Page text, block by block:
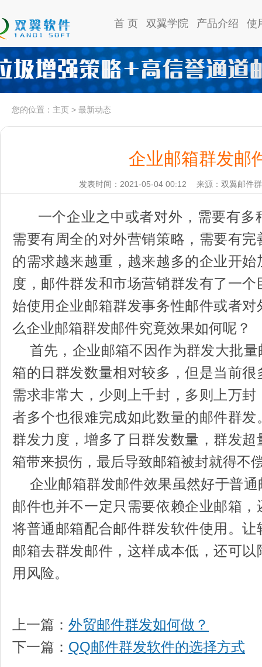
首 页 双翼学院 产品介绍 使
您的位置： 主页 > 最新动态
企业邮箱群发邮
发表时间：2021-05-04 00:12 来源：双翼邮件
一个企业之中或者对外，需要有多
需要有周全的对外营销策略，需要有
的需求越来越重，越来越多的企业开
度，邮件群发和市场营销群发有了一
始使用企业邮箱群发事务性邮件或者
么企业邮箱群发邮件究竟效果如何呢？
首先，企业邮箱不因作为群发大批量
箱的日群发数量相对较多，但是当前
需求非常大，少则上千封，多则上万
者多个也很难完成如此数量的邮件群
群发力度，增多了日群发数量，群发
箱带来损伤，最后导致邮箱被封就得不
企业邮箱群发邮件效果虽然好于普通
邮件也并不一定只需要依赖企业邮箱
将普通邮箱配合邮件群发软件使用。
邮箱去群发邮件，这样成本低，还可
用风险。
上一篇： 外贸邮件群发如何做？
下一篇： QQ邮件群发软件的选择方式